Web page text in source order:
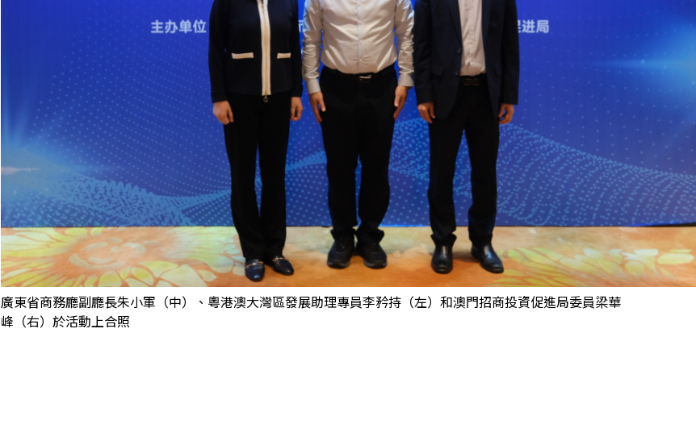
廣東省商務廳副廳長朱小軍（中）、粵港澳大灣區發展助理專員李矜持（左）和澳門招商投資促進局委員梁華
峰（右）於活動上合照